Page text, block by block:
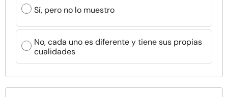
Sí, pero no lo muestro
No, cada uno es diferente y tiene sus propias
cualidades